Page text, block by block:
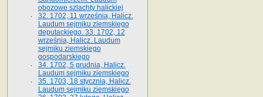
obozowe szlachty halickiej
32. 1702, 11 września, Halicz.
Laudum sejmiku ziemskiego
deputackiego. 33. 1702, 12
września, Halicz. Laudum
sejmiku ziemskiego
gospodarskiego
34. 1702, 5 grudnia, Halicz.
Laudum sejmiku ziemskiego
35. 1703, 18 stycznia, Halicz.
Laudum sejmiku ziemskiego